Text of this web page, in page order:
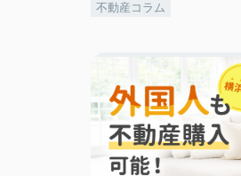
不動産コラム